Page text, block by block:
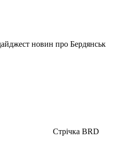
новин про Бердянськ
Стрічка BRD